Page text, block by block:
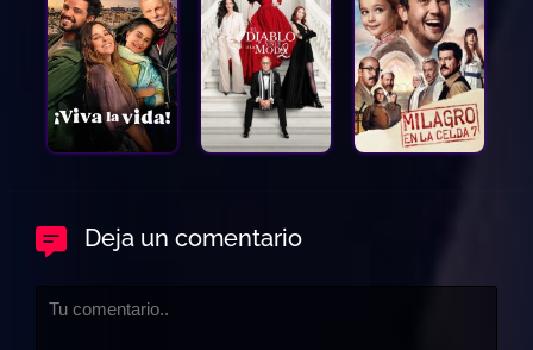
Deja un comentario